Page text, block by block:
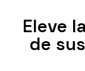
Eleve
de